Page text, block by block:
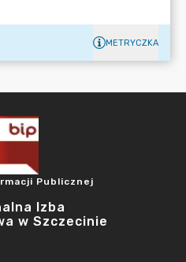
METRYCZKA
Publicznej
Izba
w Szczecinie